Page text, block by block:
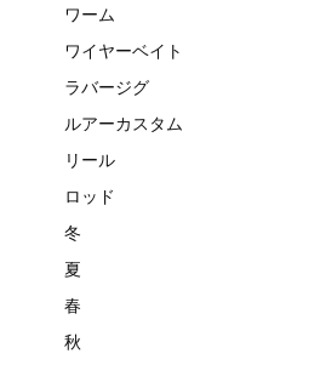
ワーム
ワイヤーベイト
ラバージグ
ルアーカスタム
リール
ロッド
冬
夏
春
秋